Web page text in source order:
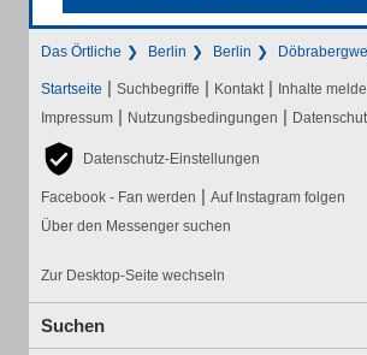
Das Örtliche Berlin Berlin
Startseite | Suchbegriffe | Kontakt | Inhalte
Impressum | Nutzungsbedingungen |
Datenschutz-Einstellungen
Facebook - Fan werden | Auf Instagram folgen
Über den Messenger suchen
Zur Desktop-Seite wechseln
Suchen